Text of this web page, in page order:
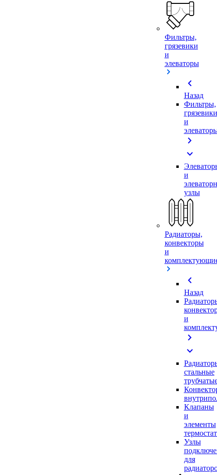
Фильтры,
грязевики
и
элеваторы
chevron_left
Назад
Фильтры,
грязевики
и
chevron_right
expand_more
и
узлы
Радиаторы,
конвекторы
и
chevron_left
Назад
и
chevron_right
expand_more
стальные
Клапаны
и
элементы
Узлы
для